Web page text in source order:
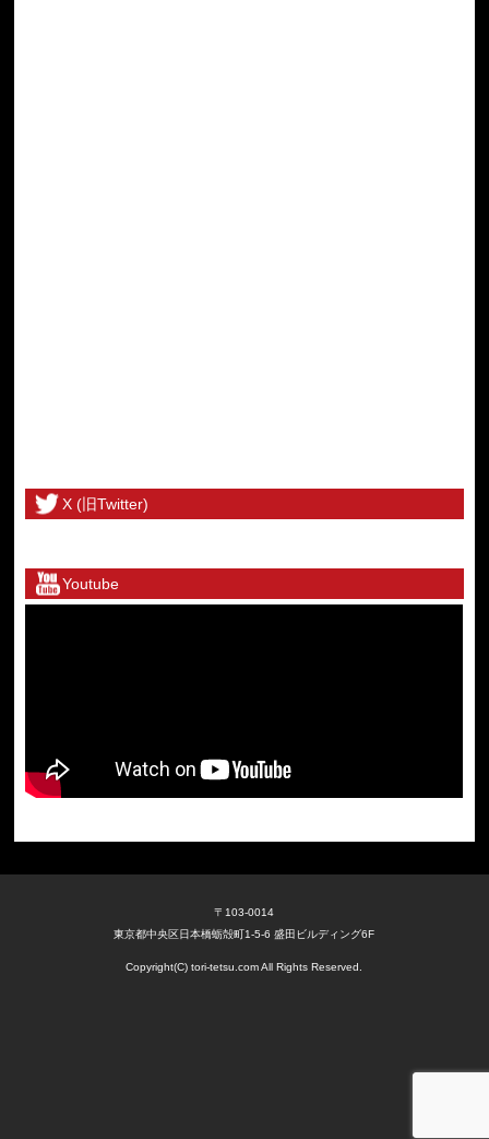
X (旧Twitter)
Youtube
〒103-0014
東京都中央区日本橋蛎殻町1-5-6 盛田ビルディング6F
Copyright(C) tori-tetsu.com All Rights Reserved.